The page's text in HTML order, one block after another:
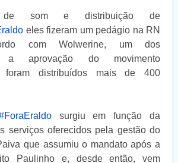
som e distribuição de
eles fizeram um pedágio na RN
com Wolwerine, um dos
a aprovação do movimento
foram distribuídos mais de 400
surgiu em função da
serviços oferecidos pela gestão do
que assumiu o mandato após a
Paulinho e, desde então, vem